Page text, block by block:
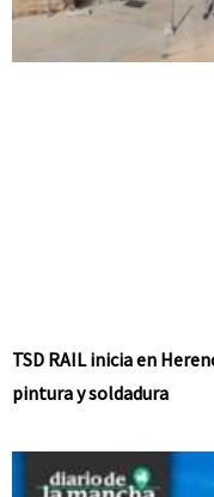
TSD RAIL inicia en
pintura y soldadura